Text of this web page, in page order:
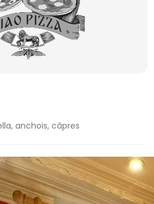
anchois, câpres